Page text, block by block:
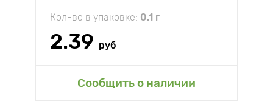
Кол-во в упаковке: 0.1 г
2.39 руб
Сообщить о наличии